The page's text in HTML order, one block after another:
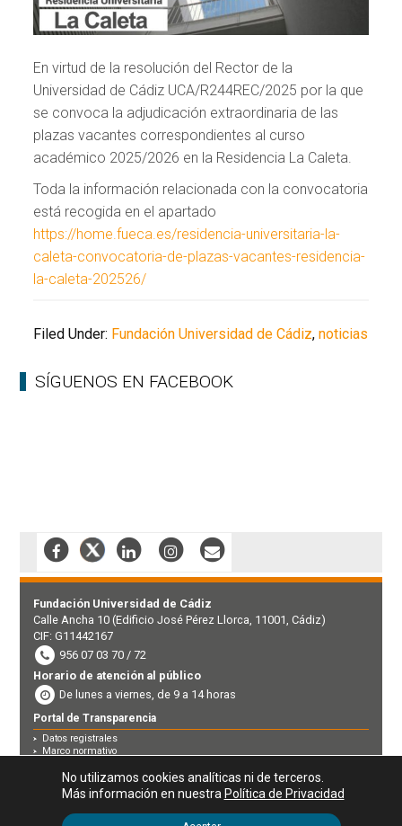
En virtud de la resolución del Rector de la
Universidad de Cádiz UCA/R244REC/2025 por la que
se convoca la adjudicación extraordinaria de las
plazas vacantes correspondientes al curso
académico 2025/2026 en la Residencia La Caleta.
Toda la información relacionada con la convocatoria
está recogida en el apartado
https://home.fueca.es/residencia-universitaria-la-
caleta-convocatoria-de-plazas-vacantes-residencia-
la-caleta-202526/
Filed Under: Fundación Universidad de Cádiz,noticias
SÍGUENOS EN FACEBOOK
Fundación Universidad de Cádiz
Calle Ancha 10 (Edificio José Pérez Llorca, 11001, Cádiz)
CIF: G11442167
956 07 03 70 / 72
Horario de atención al público
De lunes a viernes, de 9 a 14 horas
Portal de Transparencia
Datos registrales
Marco normativo
Derecho de acceso a la información pública
Canal de denuncias
Política de privacidad|Política de Cookies
No utilizamos cookies analíticas ni de terceros.
Más información en nuestra Política de Privacidad